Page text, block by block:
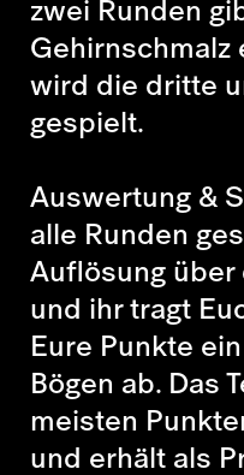
zwei Runden
Gehirnschmalz
wird die dritte
gespielt.
Auswertung &
alle Runden
Auflösung
und ihr tragt
Eure Punkte
Bögen ab. Das
meisten
und erhält als